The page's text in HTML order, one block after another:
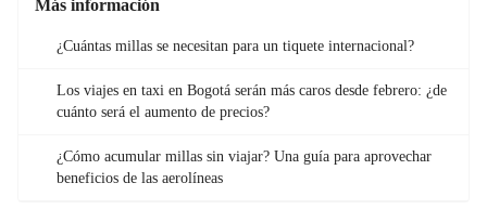
Más información
¿Cuántas millas se necesitan para un tiquete internacional?
Los viajes en taxi en Bogotá serán más caros desde febrero: ¿de
cuánto será el aumento de precios?
¿Cómo acumular millas sin viajar? Una guía para aprovechar
beneficios de las aerolíneas